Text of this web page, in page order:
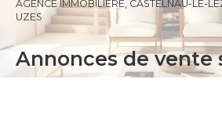
AGENCE IMMOBILIÈRE, CASTELNAU-LE-
UZES
annonces de vente